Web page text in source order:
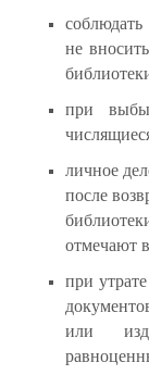
не
при
личное
после
отмечают
при
или